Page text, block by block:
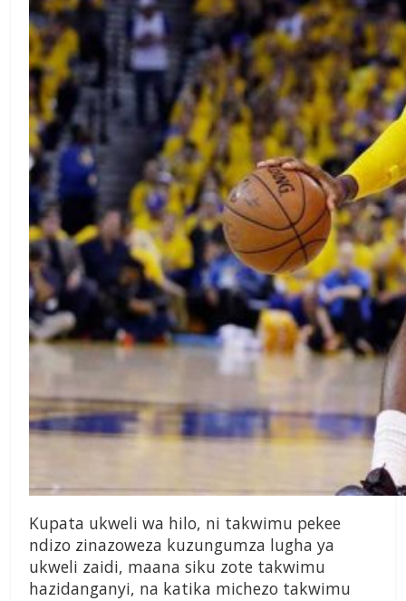
Kupata ukweli wa hilo, ni takwimu pekee
ndizo zinazoweza kuzungumza lugha ya
ukweli zaidi, maana siku zote takwimu
hazidanganyi, na katika michezo takwimu